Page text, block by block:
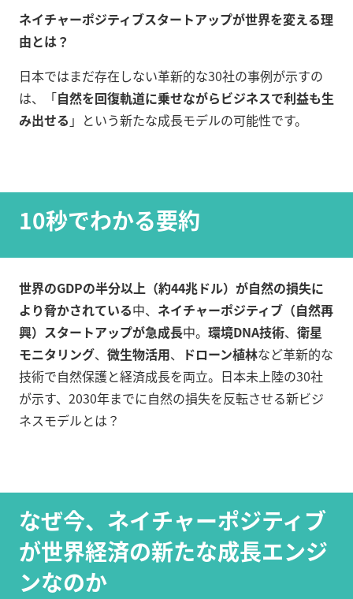
ネイチャーポジティブスタートアップが世界を変える理
由とは？
日本ではまだ存在しない革新的な30社の事例が示すの
は、「自然を回復軌道に乗せながらビジネスで利益も生
み出せる 」という新たな成長モデルの可能性です。
10秒でわかる要約
世界のGDPの半分以上（約44兆ドル）が自然の損失に
より脅かされている中、 ネイチャーポジティブ（自然再
興）スタートアップが急成長中。 環境DNA技術、 衛星
モニタリング、 微生物活用、 ドローン植林など革新的な
技術で自然保護と経済成長を両立。日本未上陸の30社
が示す、2030年までに自然の損失を反転させる新ビジ
ネスモデルとは？
なぜ今、ネイチャーポジティブ
が世界経済の新たな成長エンジ
ンなのか